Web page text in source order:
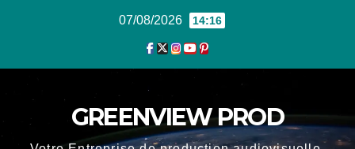
07/08/2026 14:16
GREENVIEW PROD